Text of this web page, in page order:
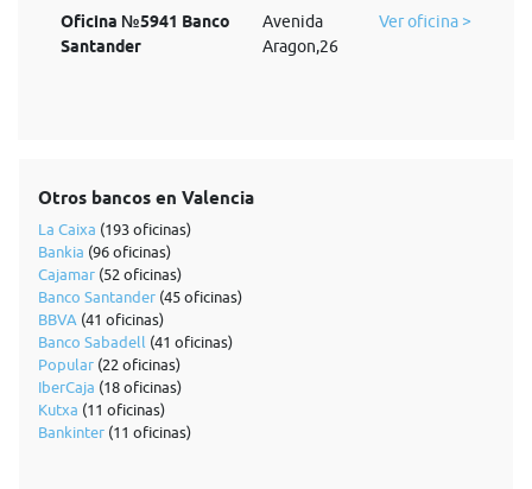
Oficina №5941 Banco
Santander
Avenida
Aragon,26
Ver oficina >
Otros bancos en Valencia
La Caixa (193 oficinas)
Bankia (96 oficinas)
Cajamar (52 oficinas)
Banco Santander (45 oficinas)
BBVA (41 oficinas)
Banco Sabadell (41 oficinas)
Popular (22 oficinas)
IberCaja (18 oficinas)
Kutxa (11 oficinas)
Bankinter (11 oficinas)